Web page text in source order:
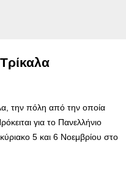
την πόλη από την οποία
για το Πανελλήνιο
5 και 6 Νοεμβρίου στο